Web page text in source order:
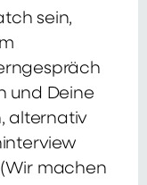
sein,
und Deine
alternativ
machen